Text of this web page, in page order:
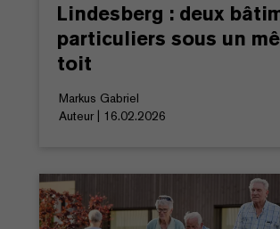
Lindesberg : deux
particuliers sous un
toit
Markus Gabriel
Auteur | 16.02.2026